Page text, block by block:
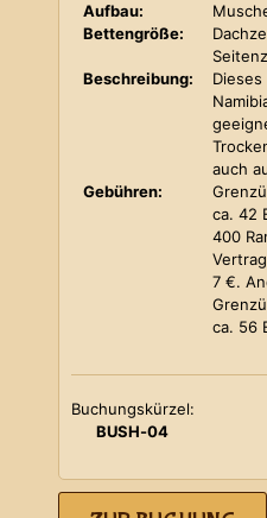
Aufbau:
Bettengröße:
Beschreibung:
auch
Gebühren:
ca. 42
400
7 €.
ca. 56
Buchungskürzel:
BUSH-04